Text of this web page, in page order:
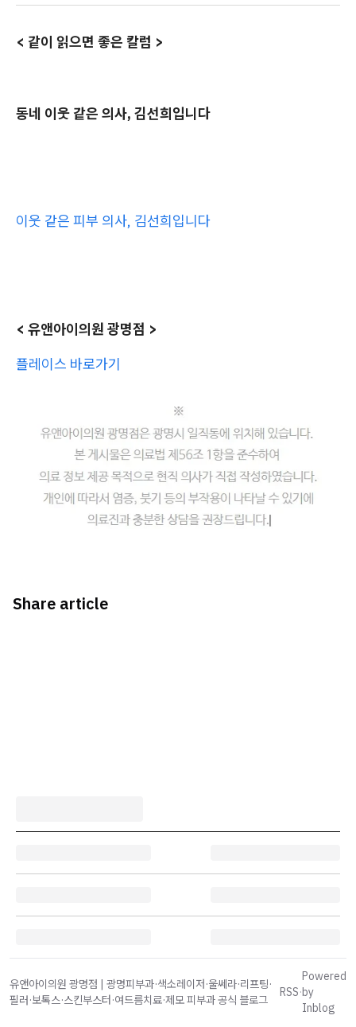
< 같이 읽으면 좋은 칼럼 >
동네 이웃 같은 의사, 김선희입니다
이웃 같은 피부 의사, 김선희입니다
< 유앤아이의원 광명점 >
플레이스 바로가기
Share article
유앤아이의원 광명점 | 광명피부과·색소레이저·울쎄라·리프팅·
필러·보톡스·스킨부스터·여드름치료·제모 피부과 공식 블로그
RSS·
Powered
by
Inblog